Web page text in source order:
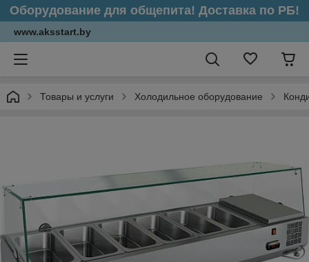
Оборудование для общепита! Доставка по РБ!
www.aksstart.by
Товары и услуги Холодильное оборудование